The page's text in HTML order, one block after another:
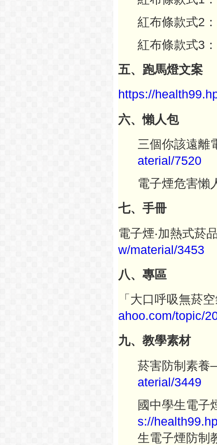
紅布條款式2：
紅布條款式3：
五、跑馬燈文案
https://
六、懶人包
三個你該遠離
aterial/7520
電子煙危害懶
七、手冊
電子煙‧加熱式菸
w/material/3453
八、專區
「大口呼吸無菸
ahoo.com/topic/
九、教學素材
菸害防制素養
aterial/3449
國中學生電子
s://
生電子煙防制